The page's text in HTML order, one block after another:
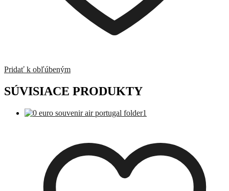
Pridať k obľúbeným
SÚVISIACE PRODUKTY